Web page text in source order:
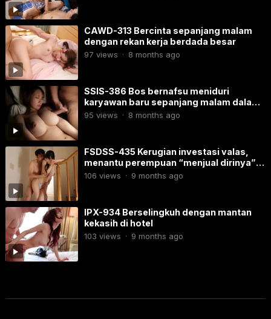
CAWD-313 Bercinta sepanjang malam
dengan rekan kerja berdada besar
97 views · 8 months ago
SSIS-386 Bos bernafsu meniduri
karyawan baru sepanjang malam dalam
perjalanan bisnis
95 views · 8 months ago
FSDSS-435 Kerugian investasi valas,
menantu perempuan “menjual dirinya”
kepada ayah mertua
106 views · 9 months ago
IPX-934 Berselingkuh dengan mantan
kekasih di hotel
103 views · 9 months ago